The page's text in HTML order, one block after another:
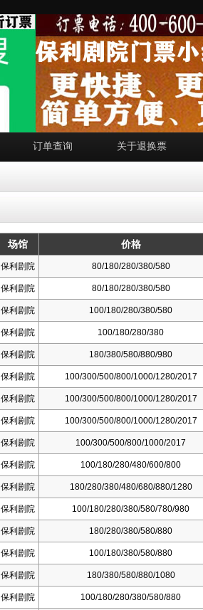
订单查询 关于退换票
场馆 价格
保利剧院 80/180/280/380/580
保利剧院 80/180/280/380/580
保利剧院 100/180/280/380/580
保利剧院 100/180/280/380
保利剧院 180/380/580/880/980
保利剧院 100/300/500/800/1000/1280/2017
保利剧院 100/300/500/800/1000/1280/2017
保利剧院 100/300/500/800/1000/1280/2017
保利剧院 100/300/500/800/1000/2017
保利剧院 100/180/280/480/600/800
保利剧院 180/280/380/480/680/880/1280
保利剧院 100/180/280/380/580/780/980
保利剧院 180/280/380/580/880
保利剧院 100/180/380/580/880
保利剧院 180/380/580/880/1080
保利剧院 100/180/280/380/580/880